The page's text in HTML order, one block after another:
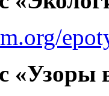
«Узоры